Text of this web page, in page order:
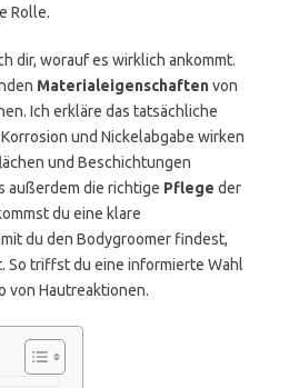
Rolle.
dir, worauf es wirklich ankommt.
Materialeigenschaftenvon
Ich erkläre das tatsächliche
und Nickelabgabe wirken
und Beschichtungen
außerdem die richtige Pflege der
du eine klare
du den Bodygroomer findest,
So triffst du eine informierte Wahl
von Hautreaktionen.